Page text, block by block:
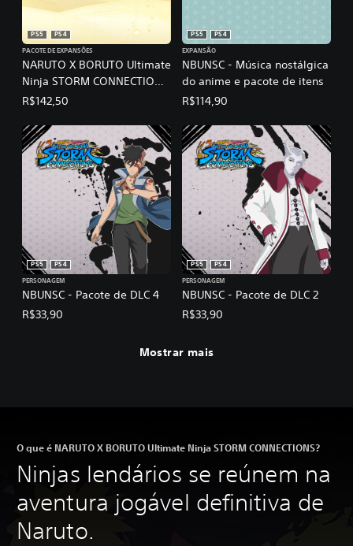
NARUTO X BORUTO Ultimate
Ninja STORM CONNECTIONS
- Passe de Temporada
PS5
PS4
PACOTE DE EXPANSÕES
R$142,50
NBUNSC - Música nostálgica
do anime e pacote de itens
PS5
PS4
EXPANSÃO
R$114,90
NBUNSC - Pacote de DLC 4
PS5
PS4
PERSONAGEM
R$33,90
NBUNSC - Pacote de DLC 2
PS5
PS4
PERSONAGEM
R$33,90
Mostrar mais
O que é NARUTO X BORUTO Ultimate Ninja STORM CONNECTIONS?
Ninjas lendários se reúnem na
aventura jogável definitiva de
Naruto.